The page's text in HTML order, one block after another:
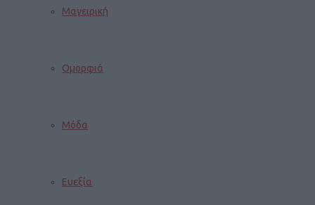
Μαγειρική
Ομορφιά
Μόδα
Ευεξία